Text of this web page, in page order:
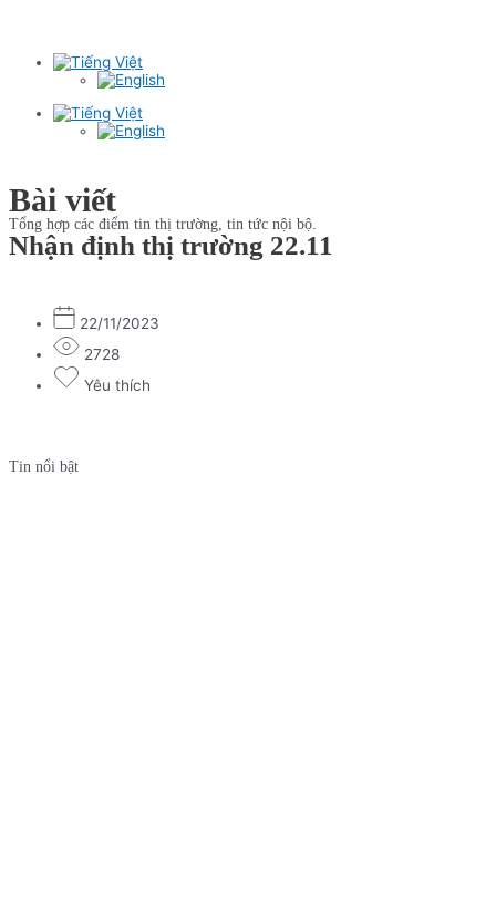
Bài viết
Tổng hợp các điểm tin thị trường, tin tức nội bộ.
Nhận định thị trường 22.11
22/11/2023
2728
Yêu thích
Tin nổi bật